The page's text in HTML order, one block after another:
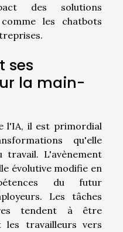
des solutions
les chatbots
ses
la main-
l'IA, il est primordial
qu'elle
L'avènement
évolutive modifie en
du futur
Les tâches
tendent à être
les travailleurs vers